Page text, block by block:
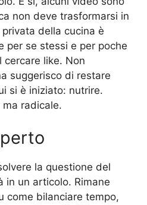
non deve trasformarsi in
della cucina è
per se stessi e per poche
cercare like. Non
suggerisco di restare
si è iniziato: nutrire.
radicale.
la questione del
in un articolo. Rimane
come bilanciare tempo,